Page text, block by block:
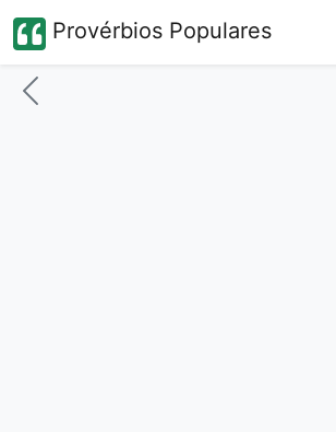
Provérbios Populares